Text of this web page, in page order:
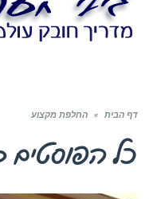
דף הבית » החלפת מקצוע
כל הפוסטים